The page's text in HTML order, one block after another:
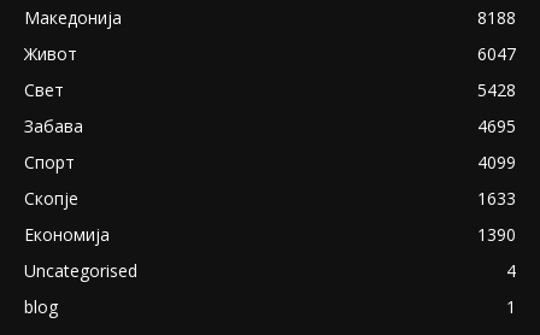
Македонија
8188
Живот
6047
Свет
5428
Забава
4695
Спорт
4099
Скопје
1633
Економија
1390
Uncategorised
4
blog
1